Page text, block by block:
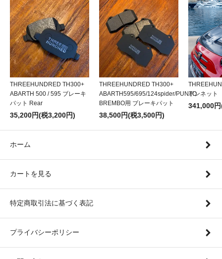
THREEHUNDRED TH300+
ABARTH 500 / 595 ブレーキ
パット Rear
35,200円(税3,200円)
THREEHUNDRED TH300+
ABARTH595/695/124spider/PUNTO
BREMBO用 ブレーキパット
38,500円(税3,500円)
ボンネット
341,000
ホーム
カートを見る
特定商取引法に基づく表記
プライバシーポリシー